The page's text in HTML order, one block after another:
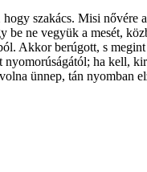
szakács. Misi nővére
ne vegyük a mesét,
Akkor berúgott, s
ha kell,
ünnep, tán nyomban